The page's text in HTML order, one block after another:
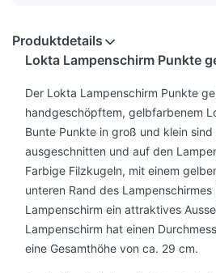
Produktdetails
Lokta Lampenschirm Punkte
Der Lokta Lampenschirm Punkte
handgeschöpftem, gelbfarbenem
Bunte Punkte in groß und klein
ausgeschnitten und auf den
Farbige Filzkugeln, mit einem
unteren Rand des
Lampenschirm ein attraktives
Lampenschirm hat einen
eine Gesamthöhe von ca. 29 cm.